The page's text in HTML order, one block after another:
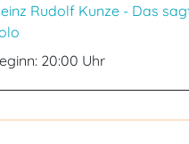
Rudolf Kunze - Das
20:00 Uhr